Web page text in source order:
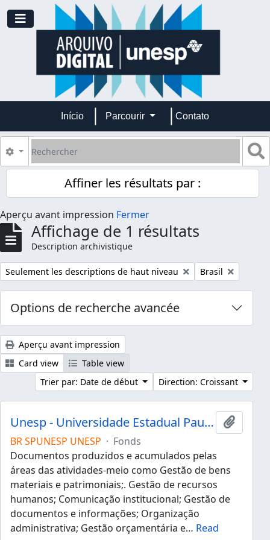
Skip to main content
Toggle navigation
Início Parcourir Contato
Rechercher
Search options
Affiner les résultats par :
Aperçu avant impression Fermer
Affichage de 1 résultats
Description archivistique
Remove filter:
Seulement les descriptions de haut niveau Remove filter:
Brasil
Options de recherche avancée
Aperçu avant impression
Card view
Table view
Trier par: Date de début
Direction: Croissant
Unesp - Universidade Estadual Paulista "Júlio de Mesquita Filho"
Ajouter
BR SPUNESP UNESP · Fonds
Documentos produzidos e acumulados pelas
áreas das atividades-meio como Gestão de bens
materiais e patrimoniais;. Gestão de recursos
humanos; Comunicação institucional; Gestão de
documentos e informações; Organização
administrativa; Gestão orçamentária e… Read